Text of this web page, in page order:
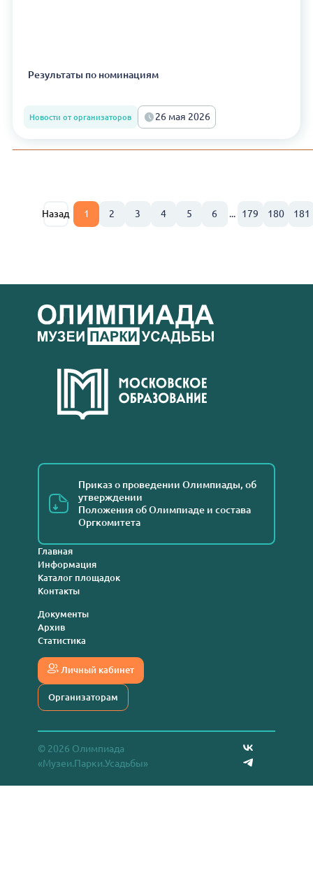
Результаты по номинациям
Новости от организаторов 26 мая 2026
Назад 1 2 3 4 5 6 ... 179 180 181
Приказ о проведении Олимпиады, об
утверждении
Положения об Олимпиаде и состава
Оргкомитета
Главная
Информация
Каталог площадок
Контакты
Документы
Архив
Статистика
Личный кабинет
Организаторам
© 2026 Олимпиада
«Музеи.Парки.Усадьбы»